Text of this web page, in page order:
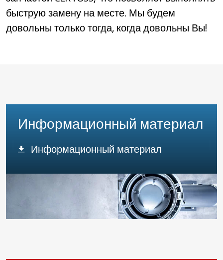
быструю замену на месте. Мы будем
довольны только тогда, когда довольны Вы!
Информационный материал
Информационный материал